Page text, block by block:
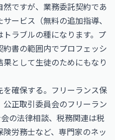
ですが、業務委託契約であ
ービス（無料の追加指導、
ラブルの種になります。プ
書の範囲内でプロフェッシ
として生徒のためにもなり
確保する。フリーランス保
正取引委員会のフリーラン
の法律相談、税務関連は税
労務士など、専門家のネッ